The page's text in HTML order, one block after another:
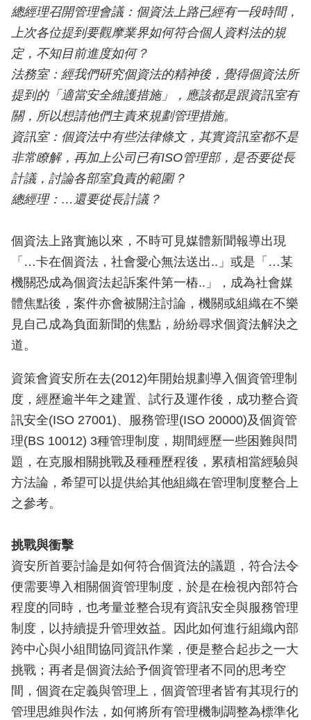
總經理召開管理會議：個資法上路已經有一段時間，
上次各位提到要觀摩業界如何符合個人資料法的規
定，不知目前進度如何？
法務室：經我們研究個資法的精神後，覺得個資法所
提到的「適當安全維護措施」，應該都是跟資訊室有
關，所以想請他們主責來規劃管理措施。
資訊室：個資法中有些法律條文，其實資訊室都不是
非常瞭解，再加上公司已有ISO管理部，是否要從長
計議，討論各部室負責的範圍？
總經理：…還要從長計議？
個資法上路實施以來，不時可見媒體新聞報導出現
「…卡在個資法，社會愛心無法送出..」或是「…某
機關恐成為個資法起訴案件第一樁..」，成為社會媒
體焦點後，案件亦會被關注討論，機關或組織在不樂
見自己成為負面新聞的焦點，紛紛尋求個資法解決之
道。
資策會資安所在去(2012)年開始規劃導入個資管理制
度，經歷逾半年之建置、試行及運作後，成功整合資
訊安全(ISO 27001)、服務管理(ISO 20000)及個資管
理(BS 10012) 3種管理制度，期間經歷一些困難與問
題，在克服相關挑戰及種種歷程後，累積相當經驗與
方法論，希望可以提供給其他組織在管理制度整合上
之參考。
挑戰與衝擊
資安所首要討論是如何符合個資法的議題，符合法令
便需要導入相關個資管理制度，於是在檢視內部符合
程度的同時，也考量並整合現有資訊安全與服務管理
制度，以持續提升管理效益。因此如何進行組織內部
跨中心與小組間協同資訊作業，便是整合起步之一大
挑戰；再者是個資法給予個資管理者不同的思考空
間，個資在定義與管理上，個資管理者皆有其現行的
管理思維與作法，如何將所有管理機制調整為標準化